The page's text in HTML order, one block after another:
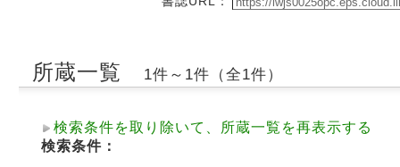
所蔵一覧 1件～1件（全1件）
検索条件を取り除いて、所蔵一覧を再表示する
検索条件：